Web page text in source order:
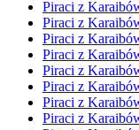
Piraci z
Piraci z
Piraci z
Piraci z
Piraci z
Piraci z
Piraci z
Piraci z